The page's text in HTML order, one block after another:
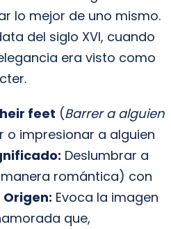
lo mejor de uno mismo.
del siglo XVI, cuando
era visto como
feet (Barrer a alguien
o impresionar a alguien
Deslumbrar a
romántica) con
Origen: Evoca la imagen
que,